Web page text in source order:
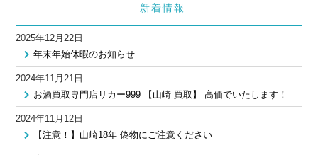
新着情報
2025年12月22日
年末年始休暇のお知らせ
2024年11月21日
お酒買取専門店リカー999 【山崎 買取】 高価でいたします！
2024年11月12日
【注意！】山崎18年 偽物にご注意ください